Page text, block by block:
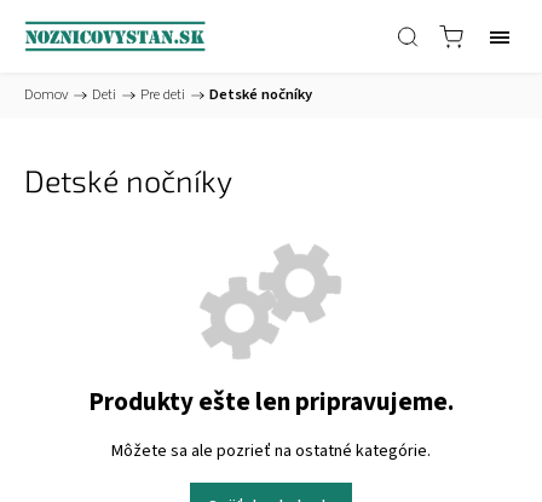
Domov / Deti / Pre deti / Detské nočníky
Detské nočníky
Produkty ešte len pripravujeme.
Môžete sa ale pozrieť na ostatné kategórie.